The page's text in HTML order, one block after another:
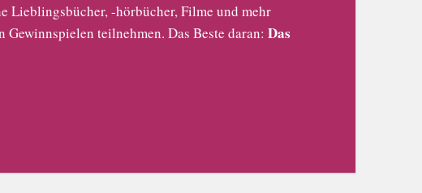
Lieblingsbücher, -hörbücher, Filme und mehr
teilnehmen. Das Beste daran: Das